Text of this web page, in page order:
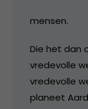
mensen.
Die het dan
vredevolle
vredevolle
planeet